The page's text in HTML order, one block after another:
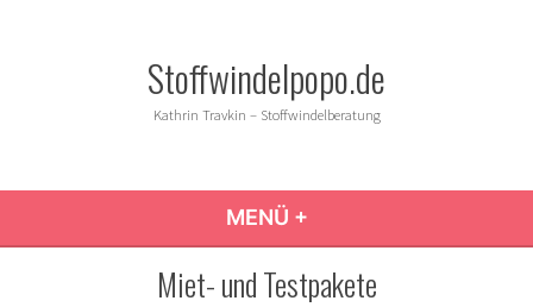
Stoffwindelpopo.de
Kathrin Travkin – Stoffwindelberatung
MENÜ +
Miet- und Testpakete